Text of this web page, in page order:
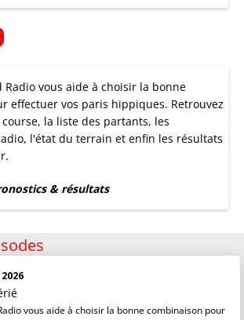
Radio vous aide à choisir la bonne
effectuer vos paris hippiques. Retrouvez
la liste des partants, les
l'état du terrain et enfin les résultats
& résultats
vous aide à choisir la bonne combinaison pour